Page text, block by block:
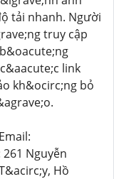
tải nhanh. Người
truy cập
link
kh&ocirc;ng bỏ
Email:
Nguyễn
Hồ